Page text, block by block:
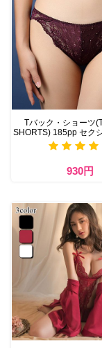
Tバック・ショーツ
SHORTS) 185pp セク
930円